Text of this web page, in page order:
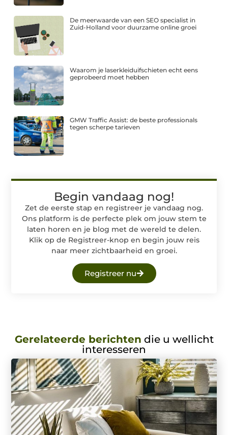
De meerwaarde van een SEO specialist in
Zuid-Holland voor duurzame online groei
Waarom je laserkleiduifschieten echt eens
geprobeerd moet hebben
GMW Traffic Assist: de beste professionals
tegen scherpe tarieven
Begin vandaag nog!
Zet de eerste stap en registreer je vandaag nog.
Ons platform is de perfecte plek om jouw stem te
laten horen en je blog met de wereld te delen.
Klik op de Registreer-knop en begin jouw reis
naar meer zichtbaarheid en groei.
Registreer nu
Gerelateerde berichten die u wellicht
interesseren